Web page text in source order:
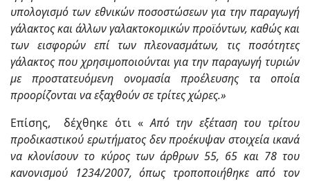
υπολογισμό των εθνικών ποσοστώσεων για την παραγωγή
γάλακτος και άλλων γαλακτοκομικών προϊόντων, καθώς και
των εισφορών επί των πλεονασμάτων, τις ποσότητες
γάλακτος που χρησιμοποιούνται για την παραγωγή τυριών
με προστατευόμενη ονομασία προέλευσης τα οποία
προορίζονται να εξαχθούν σε τρίτες χώρες.»
Επίσης, δέχθηκε ότι «Από την εξέταση του τρίτου
προδικαστικού ερωτήματος δεν προέκυψαν στοιχεία ικανά
να κλονίσουν το κύρος των άρθρων 55, 65 και 78 του
κανονισμού 1234/2007, όπως τροποποιήθηκε από τον